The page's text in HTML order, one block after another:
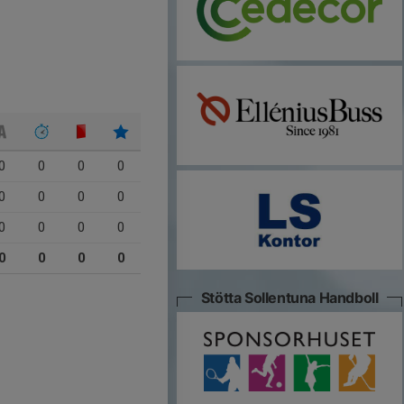
0 0
0
0 0
0
0 0
0
0 0 0 0
Stötta Sollentuna Handboll